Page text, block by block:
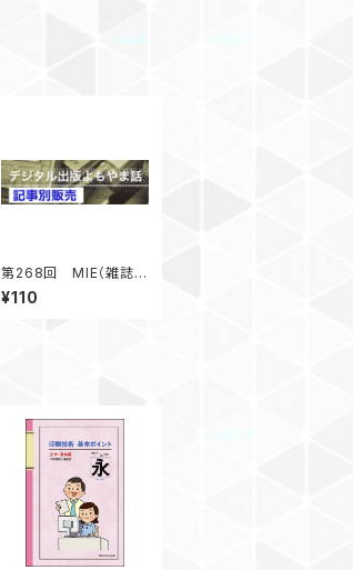
第268回 MIE（雑誌利
活用教育）報告 雑誌
づくりの効果 「デジタ
¥110